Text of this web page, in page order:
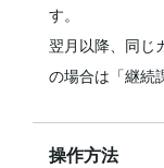
す。
翌月以降、同じ
の場合は「継続
操作方法